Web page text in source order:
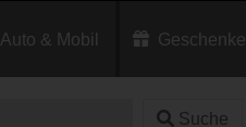
Auto & Mobil Geschenke
Suche